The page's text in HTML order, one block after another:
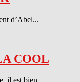
d’Abel...
COOL